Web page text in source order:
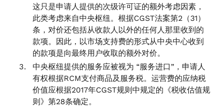
这只是申请人提供的次级许可证的额外考虑因素，
此类考虑来自中央枢纽。根据CGST法案第2（31）
条，对价还包括从收款人以外的任何人那里收到的
款项。因此，以市场支持费的形式从中央中心收到
的款项是向最终用户收取的额外对价。
中央枢纽提供的服务应被视为 “服务进口”，申请人
有权根据RCM支付商品及服务税。运营费的应纳税
价值应根据2017年CGST规则中规定的《税收估值规
则》第28条确定。